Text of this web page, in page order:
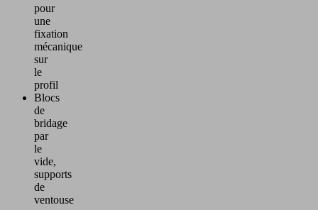
pour
une
fixation
mécanique
sur
le
profil
Blocs
de
bridage
par
le
vide,
supports
de
ventouse